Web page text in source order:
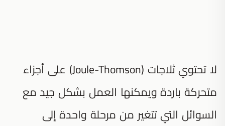
لا تحتوي ثلاجات (Joule-Thomson) على أجزاء
متحركة باردة ويمكنها العمل بشكل جيد مع
السوائل التي تتغير من مرحلة واحدة إلى